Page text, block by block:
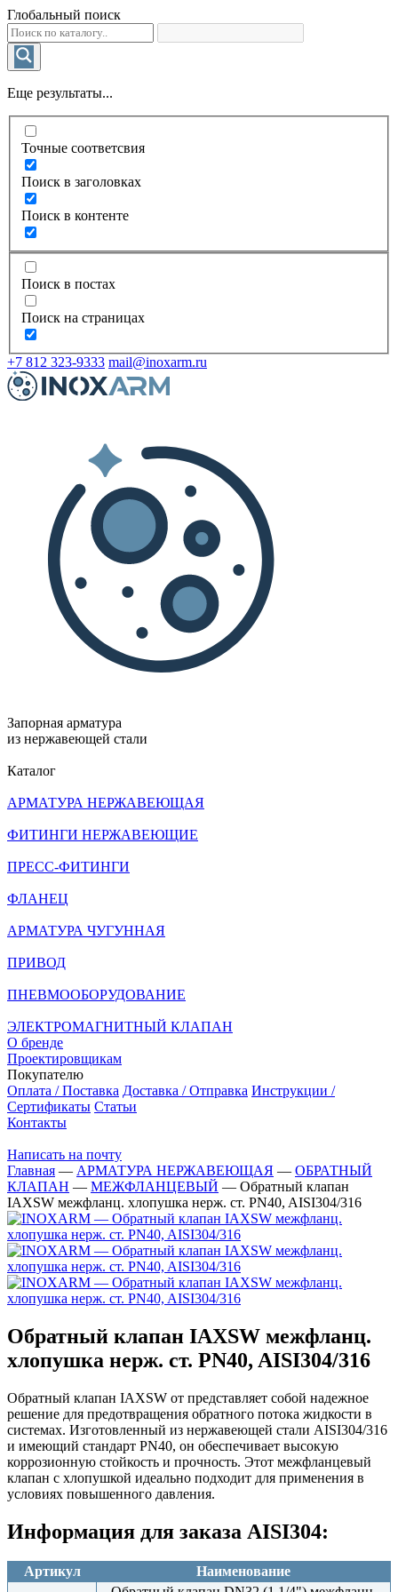
Глобальный поиск
Еще результаты...
Точные соответсвия
Поиск в заголовках
Поиск в контенте
Поиск в постах
Поиск на страницах
+7 812 323-9333 mail@inoxarm.ru
Запорная арматура
из нержавеющей стали
Каталог
АРМАТУРА НЕРЖАВЕЮЩАЯ
ФИТИНГИ НЕРЖАВЕЮЩИЕ
ПРЕСС-ФИТИНГИ
ФЛАНЕЦ
АРМАТУРА ЧУГУННАЯ
ПРИВОД
ПНЕВМООБОРУДОВАНИЕ
ЭЛЕКТРОМАГНИТНЫЙ КЛАПАН
О бренде
Проектировщикам
Покупателю
Оплата / Поставка Доставка / Отправка Инструкции /
Сертификаты Статьи
Контакты
Написать на почту
Главная — АРМАТУРА НЕРЖАВЕЮЩАЯ — ОБРАТНЫЙ
КЛАПАН — МЕЖФЛАНЦЕВЫЙ — Обратный клапан
IAXSW межфланц. хлопушка нерж. ст. PN40, AISI304/316
Обратный клапан IAXSW межфланц.
хлопушка нерж. ст. PN40, AISI304/316
Обратный клапан IAXSW от представляет собой надежное
решение для предотвращения обратного потока жидкости в
системах. Изготовленный из нержавеющей стали AISI304/316
и имеющий стандарт PN40, он обеспечивает высокую
коррозионную стойкость и прочность. Этот межфланцевый
клапан с хлопушкой идеально подходит для применения в
условиях повышенного давления.
Информация для заказа AISI304:
Артикул
Наименование